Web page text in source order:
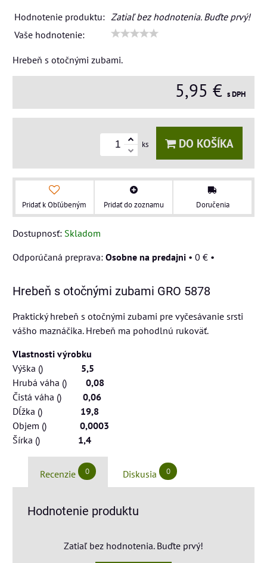
Hodnotenie produktu: Zatiaľ bez hodnotenia. Buďte prvý!
Vaše hodnotenie:
Hrebeň s otočnými zubami.
5,95 € s DPH
ks DO KOŠÍKA
Pridať k Obľúbeným Pridať do zoznamu Doručenia
Dostupnosť: Skladom
Osobne na predajni • 0 € •
Hrebeň s otočnými zubami GRO 5878
Praktický hrebeň s otočnými zubami pre vyčesávanie srsti
vášho maznáčika. Hrebeň ma pohodlnú rukoväť.
Vlastnosti výrobku
Výška ()
5,5
Hrubá váha () 0,08
Čistá váha () 0,06
Dĺžka ()
19,8
Objem ()
0,0003
Šírka () 1,4
Recenzie 0 Diskusia 0
Hodnotenie produktu
Zatiaľ bez hodnotenia. Buďte prvý!